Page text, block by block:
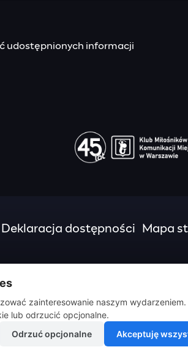
udostępnionych informacji
Deklaracja dostępności Mapa
zainteresowanie naszym wydarzeniem.
lub odrzucić opcjonalne.
Odrzuć opcjonalne
Akceptuję